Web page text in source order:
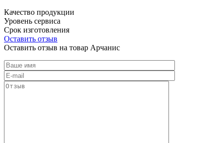
Качество продукции
Уровень сервиса
Срок изготовления
Оставить отзыв
Оставить отзыв на товар Арчанис